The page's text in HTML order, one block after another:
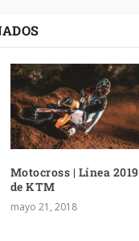
Motocross | Línea 2019
de KTM
mayo 21, 2018